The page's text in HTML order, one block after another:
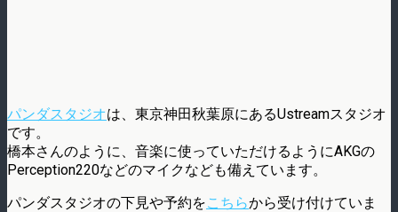
パンダスタジオは、東京神田秋葉原にあるUstreamスタジオ
です。
橋本さんのように、音楽に使っていただけるようにAKGの
Perception220などのマイクなども備えています。
パンダスタジオの下見や予約をこちらから受け付けていま